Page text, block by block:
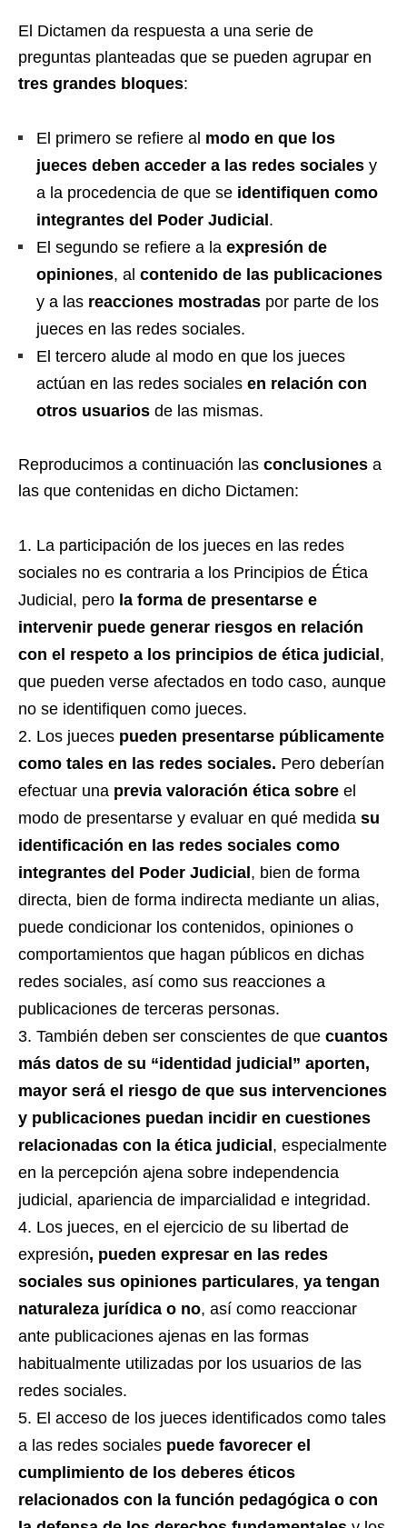
El Dictamen da respuesta a una serie de
preguntas planteadas que se pueden agrupar en
tres grandes bloques:
El primero se refiere al modo en que los
jueces deben acceder a las redes sociales y
a la procedencia de que se identifiquen como
integrantes del Poder Judicial .
El segundo se refiere a la expresión de
opiniones, al contenido de las publicaciones
y a las reacciones mostradas por parte de los
jueces en las redes sociales.
El tercero alude al modo en que los jueces
actúan en las redes sociales en relación con
otros usuarios de las mismas.
Reproducimos a continuación las conclusiones a
las que contenidas en dicho Dictamen:
La participación de los jueces en las redes
sociales no es contraria a los Principios de Ética
Judicial, pero la forma de presentarse e
intervenir puede generar riesgos en relación
con el respeto a los principios de ética judicial ,
que pueden verse afectados en todo caso, aunque
no se identifiquen como jueces.
Los jueces pueden presentarse públicamente
como tales en las redes sociales. Pero deberían
efectuar una previa valoración ética sobre el
modo de presentarse y evaluar en qué medida su
identificación en las redes sociales como
integrantes del Poder Judicial , bien de forma
directa, bien de forma indirecta mediante un alias,
puede condicionar los contenidos, opiniones o
comportamientos que hagan públicos en dichas
redes sociales, así como sus reacciones a
publicaciones de terceras personas.
También deben ser conscientes de que cuantos
más datos de su “identidad judicial” aporten,
mayor será el riesgo de que sus intervenciones
y publicaciones puedan incidir en cuestiones
relacionadas con la ética judicial , especialmente
en la percepción ajena sobre independencia
judicial, apariencia de imparcialidad e integridad.
Los jueces, en el ejercicio de su libertad de
expresión, pueden expresar en las redes
sociales sus opiniones particulares, ya tengan
naturaleza jurídica o no, así como reaccionar
ante publicaciones ajenas en las formas
habitualmente utilizadas por los usuarios de las
redes sociales.
El acceso de los jueces identificados como tales
a las redes sociales puede favorecer el
cumplimiento de los deberes éticos
relacionados con la función pedagógica o con